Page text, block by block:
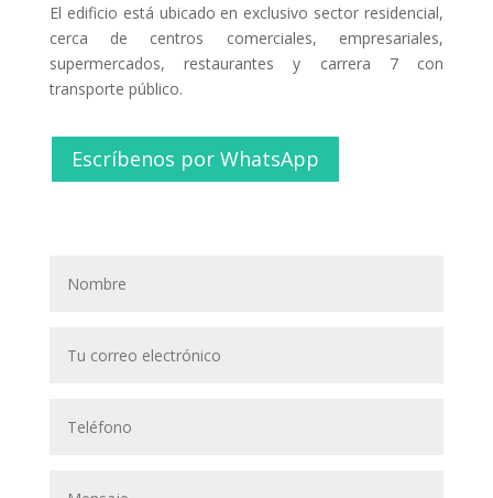
El edificio está ubicado en exclusivo sector residencial,
cerca de centros comerciales, empresariales,
supermercados, restaurantes y carrera 7 con
transporte público.
Escríbenos por WhatsApp